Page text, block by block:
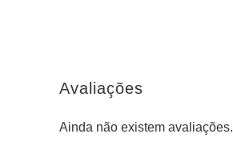
Avaliações
Ainda não existem avaliações.